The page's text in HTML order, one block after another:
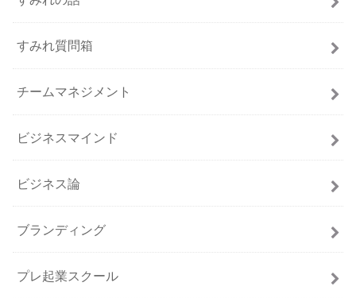
すみれ質問箱
チームマネジメント
ビジネスマインド
ビジネス論
ブランディング
プレ起業スクール